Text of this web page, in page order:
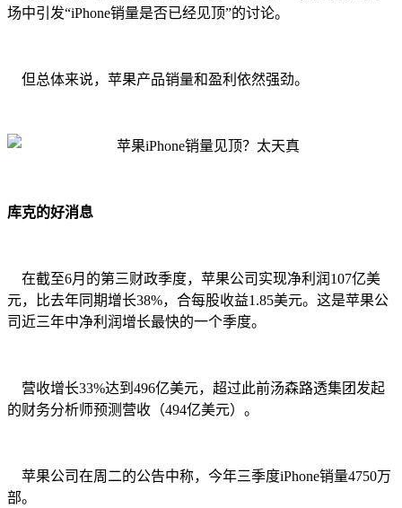
场中引发“iPhone销量是否已经见顶”的讨论。
但总体来说，苹果产品销量和盈利依然强劲。
库克的好消息
在截至6月的第三财政季度，苹果公司实现净利润107亿美
元，比去年同期增长38%，合每股收益1.85美元。这是苹果公
司近三年中净利润增长最快的一个季度。
营收增长33%达到496亿美元，超过此前汤森路透集团发起
的财务分析师预测营收（494亿美元）。
苹果公司在周二的公告中称，今年三季度iPhone销量4750万
部。